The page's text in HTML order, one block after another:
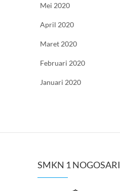
Mei 2020
April 2020
Maret 2020
Februari 2020
Januari 2020
SMKN 1 NOGOSARI